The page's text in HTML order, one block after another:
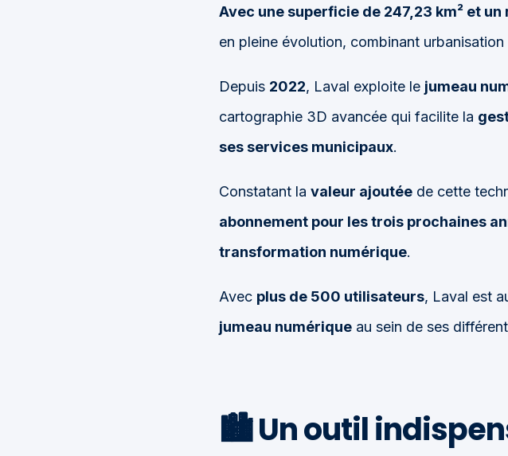
Avec une superficie de 247,23 km² et
en pleine évolution, combinant
Depuis 2022, Laval exploite le jumeau
cartographie 3D avancée qui facilite la
ses services municipaux.
Constatant la valeur ajoutéede cette
abonnement pour les trois prochaines
transformation numérique.
Avec plus de 500 utilisateurs, Laval est
jumeau numériqueau sein de ses
🏙️Un outil